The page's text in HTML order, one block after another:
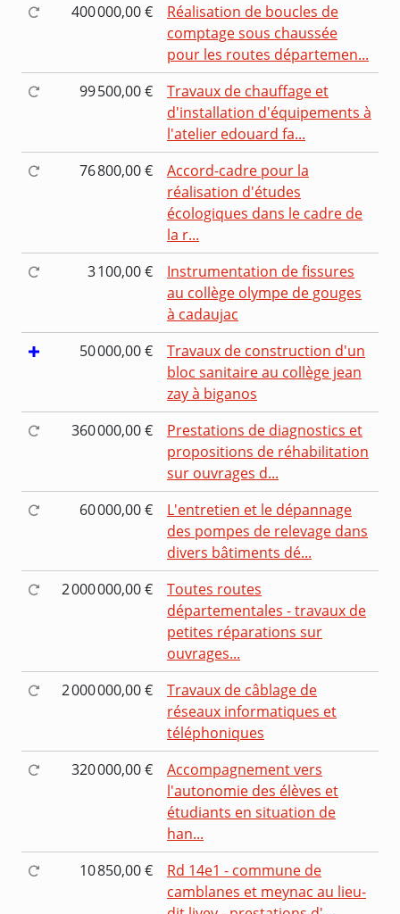
400 000,00 €
Réalisation de boucles de
comptage sous chaussée
pour les routes départemen...
99 500,00 €
Travaux de chauffage et
d'installation d'équipements à
l'atelier edouard fa...
76 800,00 €
Accord-cadre pour la
réalisation d'études
écologiques dans le cadre de
la r...
3 100,00 €
Instrumentation de fissures
au collège olympe de gouges
à cadaujac
50 000,00 €
Travaux de construction d'un
bloc sanitaire au collège jean
zay à biganos
360 000,00 €
Prestations de diagnostics et
propositions de réhabilitation
sur ouvrages d...
60 000,00 €
L'entretien et le dépannage
des pompes de relevage dans
divers bâtiments dé...
2 000 000,00 €
Toutes routes
départementales - travaux de
petites réparations sur
ouvrages...
2 000 000,00 €
Travaux de câblage de
réseaux informatiques et
téléphoniques
320 000,00 €
Accompagnement vers
l'autonomie des élèves et
étudiants en situation de
han...
10 850,00 €
Rd 14e1 - commune de
camblanes et meynac au lieu-